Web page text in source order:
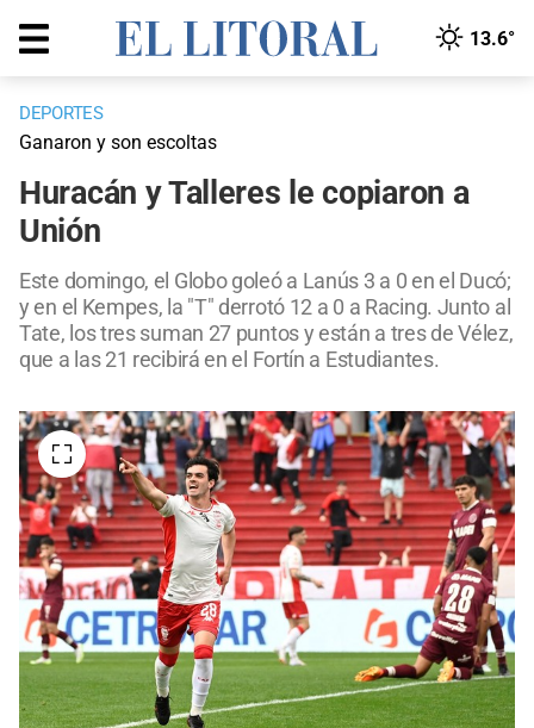
13.6°
DEPORTES
Ganaron y son escoltas
Huracán y Talleres le copiaron a
Unión
Este domingo, el Globo goleó a Lanús 3 a 0 en el Ducó;
y en el Kempes, la "T" derrotó 12 a 0 a Racing. Junto al
Tate, los tres suman 27 puntos y están a tres de Vélez,
que a las 21 recibirá en el Fortín a Estudiantes.